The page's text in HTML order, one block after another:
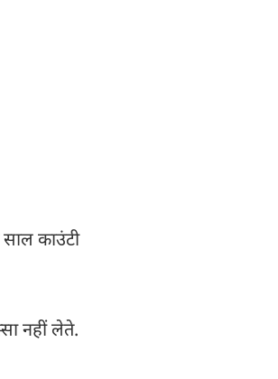
काउंटी
नहीं लेते.